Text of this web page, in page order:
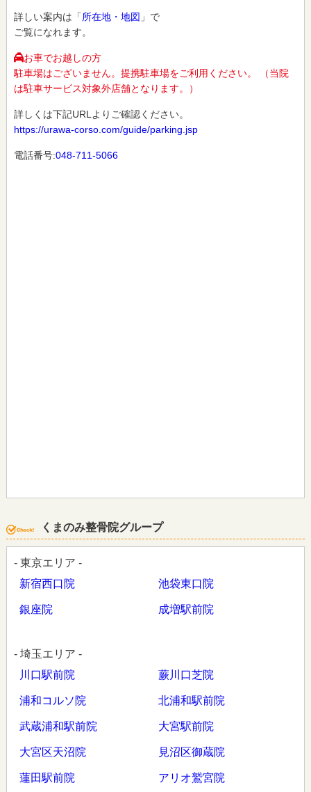
詳しい案内は「所在地・地図 」で
ご覧になれます。
お車でお越しの方
駐車場はございません。提携駐車場をご利用ください。 （当院
は駐車サービス対象外店舗となります。）
詳しくは下記URLよりご確認ください。
https://urawa-corso.com/guide/parking.jsp
電話番号:048-711-5066
くまのみ整骨院グループ
- 東京エリア -
新宿西口院
池袋東口院
銀座院 成増駅前院
- 埼玉エリア -
川口駅前院
蕨川口芝院
浦和コルソ院 北浦和駅前院
武蔵浦和駅前院 大宮駅前院
大宮区天沼院 見沼区御蔵院
蓮田駅前院 アリオ鷲宮院